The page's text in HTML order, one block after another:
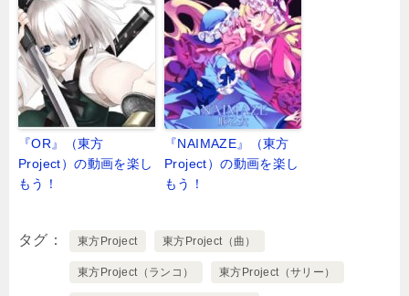
『OR』（東方
Project）の動画を楽し
もう！
『NAIMAZE』（東方
Project）の動画を楽し
もう！
タグ 東方Project 東方Project（曲）
東方Project（ランコ） 東方Project（サリー）